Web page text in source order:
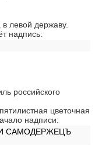
левой державу.
надпись:
российского
цветочная
надписи:
САМОДЕРЖЕЦЪ